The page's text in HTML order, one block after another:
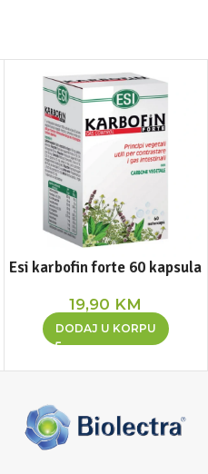
Esi karbofin forte 60 kapsula
19,90 KM
DODAJ U KORPU